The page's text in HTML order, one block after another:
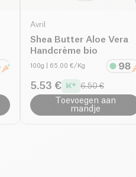
Avril
Shea Butter Aloe Vera
Handcrème bio
100g | 65.00 €/Kg
5.53 € 6.50 €
Toevoegen aan
mandje